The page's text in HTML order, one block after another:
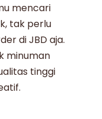
mencari
tak perlu
di JBD aja.
minuman
tinggi